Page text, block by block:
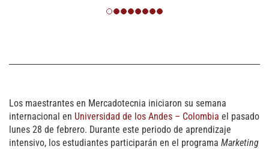
Los maestrantes en Mercadotecnia iniciaron su semana
internacional en Universidad de los Andes – Colombia el pasado
lunes 28 de febrero. Durante este periodo de aprendizaje
intensivo, los estudiantes participarán en el programa Marketing